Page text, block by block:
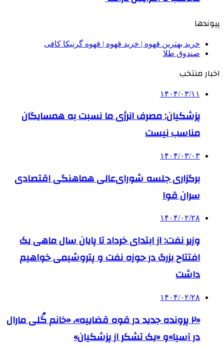
پیوندها
خرید بهترین قهوه | خرید قهوه | قهوه گرنیکا کافی
صندوق طلا
اخبار منتخب
۱۴۰۴/۰۳/۱۱
پزشکیان: مصرف انرژی ما نسبت به همسایگان
مناسب نیست
۱۴۰۴/۰۳/۰۳
برگزاری جلسه شورای‌عالی هماهنگی اقتصادی
سران قوا
۱۴۰۴/۰۲/۲۸
وزیر نفت: از ابتدای خرداد تا پایان سال ماهی یک
افتتاح بزرگ در حوزه نفت و پتروشیمی خواهیم
داشت
۱۴۰۴/۰۲/۲۸
«۲ پرونده جدید در قوه قضاییه»، «خانم گُلی مارال
در آسیا»و «یک تشکر از پزشکیان»